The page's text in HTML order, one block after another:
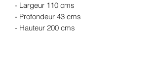
- Largeur 110 cms
- Profondeur 43 cms
- Hauteur 200 cms